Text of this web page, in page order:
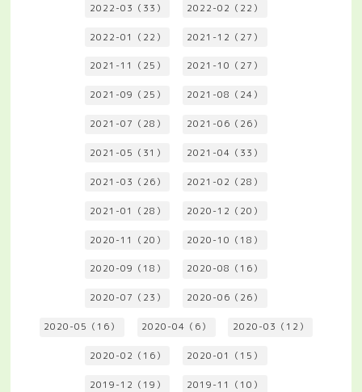
2022-03（33） 2022-02（22）
2022-01（22） 2021-12（27）
2021-11（25） 2021-10（27）
2021-09（25） 2021-08（24）
2021-07（28） 2021-06（26）
2021-05（31） 2021-04（33）
2021-03（26） 2021-02（28）
2021-01（28） 2020-12（20）
2020-11（20） 2020-10（18）
2020-09（18） 2020-08（16）
2020-07（23） 2020-06（26）
2020-05（16） 2020-04（6） 2020-03（12）
2020-02（16） 2020-01（15）
2019-12（19） 2019-11（10）